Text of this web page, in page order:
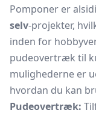
Pomponer er
selv-projekter,
inden for
pudeovertræk til
mulighederne er
hvordan du kan
Pudeovertræk: